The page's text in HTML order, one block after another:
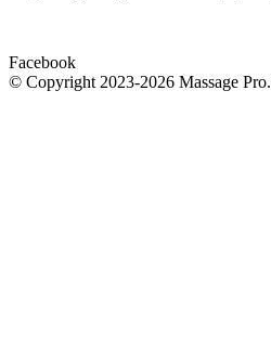
Facebook
© Copyright 2023-2026 Massage Pro.